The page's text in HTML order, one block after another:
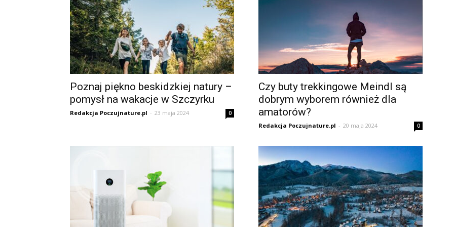
Poznaj piękno beskidzkiej natury –
pomysł na wakacje w Szczyrku
Redakcja Poczujnature.pl - 23 maja 2024 0
Czy buty trekkingowe Meindl są
dobrym wyborem również dla
amatorów?
Redakcja Poczujnature.pl - 20 maja 2024 0